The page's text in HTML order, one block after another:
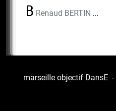
B Renaud BERTIN ...
marseille objectif DansE -